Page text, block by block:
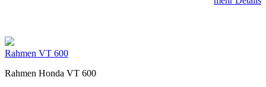
Rahmen VT 600
Rahmen Honda VT 600